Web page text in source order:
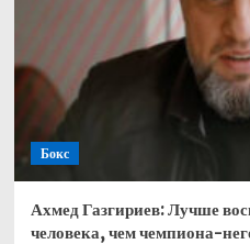
Бокс
Ахмед Газгириев: Лучше
человека, чем чемпиона-